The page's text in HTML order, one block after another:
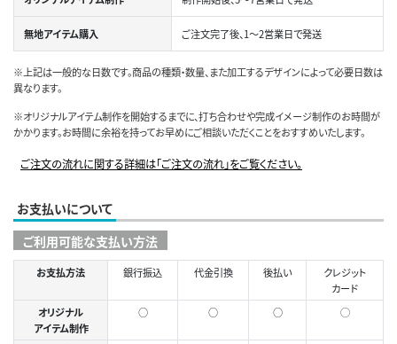
無地アイテム購入 ご注文完了後、1～2営業日で発送
※上記は一般的な日数です。商品の種類・数量、また加工するデザインによって必要日数は
異なります。
※オリジナルアイテム制作を開始するまでに、打ち合わせや完成イメージ制作のお時間が
かかります。お時間に余裕を持ってお早めにご相談いただくことをおすすめいたします。
ご注文の流れに関する詳細は「ご注文の流れ」をご覧ください。
お支払いについて
ご利用可能な支払い方法
お支払方法 銀行振込 代金引換 後払い
クレジット
カード
オリジナル
アイテム制作
○ ○ ○ ◯